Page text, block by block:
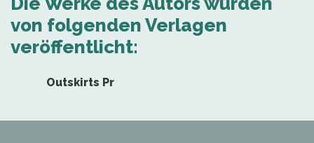
von folgenden Verlagen
veröffentlicht:
Outskirts Pr